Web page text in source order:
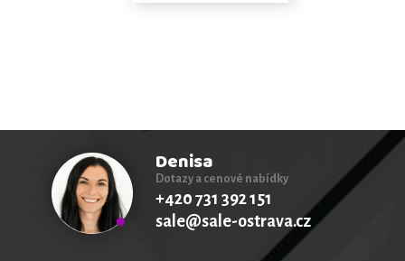
Denisa
Dotazy a cenové nabídky
+420 731 392 151
sale@sale-ostrava.cz